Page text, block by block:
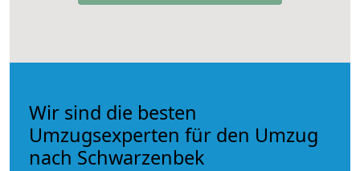
Wir sind die besten
Umzugsexperten für den Umzug
nach Schwarzenbek